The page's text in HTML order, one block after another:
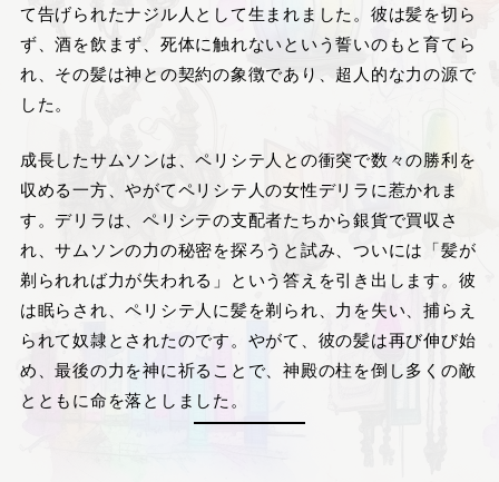
て告げられたナジル人として生まれました。彼は髪を切ら
ず、酒を飲まず、死体に触れないという誓いのもと育てら
れ、その髪は神との契約の象徴であり、超人的な力の源で
した。
成長したサムソンは、ペリシテ人との衝突で数々の勝利を
収める一方、やがてペリシテ人の女性デリラに惹かれま
す。デリラは、ペリシテの支配者たちから銀貨で買収さ
れ、サムソンの力の秘密を探ろうと試み、ついには「髪が
剃られれば力が失われる」という答えを引き出します。彼
は眠らされ、ペリシテ人に髪を剃られ、力を失い、捕らえ
られて奴隷とされたのです。やがて、彼の髪は再び伸び始
め、最後の力を神に祈ることで、神殿の柱を倒し多くの敵
とともに命を落としました。